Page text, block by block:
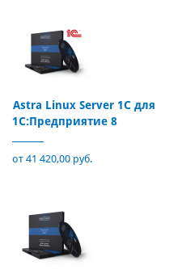
Astra Linux Server 1C для
1С:Предприятие 8
от 41 420,00 руб.